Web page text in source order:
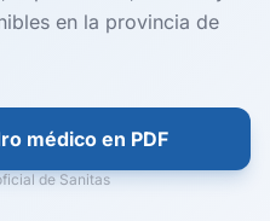
en la provincia de
médico en PDF
de Sanitas